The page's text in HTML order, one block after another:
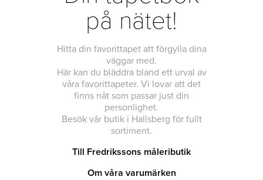
på nätet!
Hitta din favorittapet att förgylla dina
väggar med.
Här kan du bläddra bland ett urval av
våra favorittapeter. Vi lovar att det
finns nåt som passar just din
personlighet.
Besök vår butik i Hallsberg för fullt
sortiment.
Till Fredrikssons måleributik
Om våra varumärken